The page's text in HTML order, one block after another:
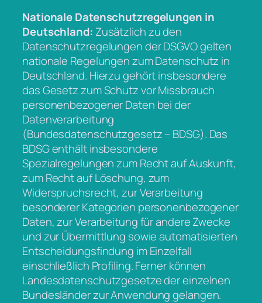
Nationale Datenschutzregelungen in
Deutschland: Zusätzlich zu den
Datenschutzregelungen der DSGVO gelten
nationale Regelungen zum Datenschutz in
Deutschland. Hierzu gehört insbesondere
das Gesetz zum Schutz vor Missbrauch
personenbezogener Daten bei der
Datenverarbeitung
(Bundesdatenschutzgesetz – BDSG). Das
BDSG enthält insbesondere
Spezialregelungen zum Recht auf Auskunft,
zum Recht auf Löschung, zum
Widerspruchsrecht, zur Verarbeitung
besonderer Kategorien personenbezogener
Daten, zur Verarbeitung für andere Zwecke
und zur Übermittlung sowie automatisierten
Entscheidungsfindung im Einzelfall
einschließlich Profiling. Ferner können
Landesdatenschutzgesetze der einzelnen
Bundesländer zur Anwendung gelangen.